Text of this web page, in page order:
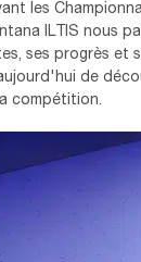
les
ILTIS nous
ses progrès et
de
compétition.